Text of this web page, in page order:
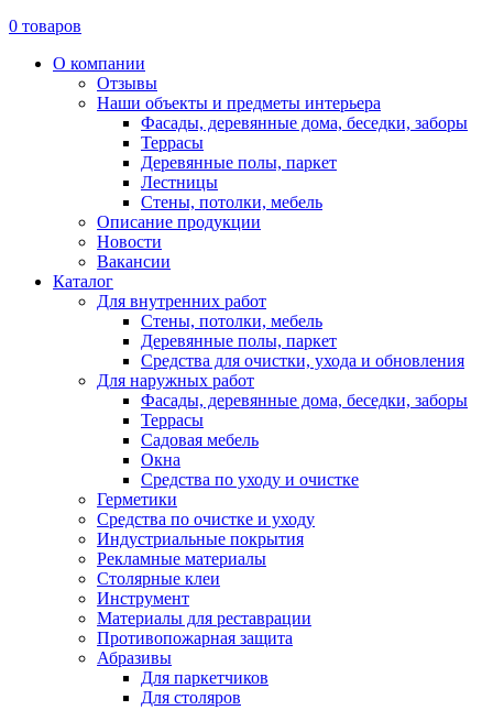
0 товаров
О компании
Отзывы
Наши объекты и предметы интерьера
Фасады, деревянные дома, беседки, заборы
Террасы
Деревянные полы, паркет
Лестницы
Стены, потолки, мебель
Описание продукции
Новости
Вакансии
Каталог
Для внутренних работ
Стены, потолки, мебель
Деревянные полы, паркет
Средства для очистки, ухода и обновления
Для наружных работ
Фасады, деревянные дома, беседки, заборы
Террасы
Садовая мебель
Окна
Средства по уходу и очистке
Герметики
Средства по очистке и уходу
Индустриальные покрытия
Рекламные материалы
Столярные клеи
Инструмент
Материалы для реставрации
Противопожарная защита
Абразивы
Для паркетчиков
Для столяров